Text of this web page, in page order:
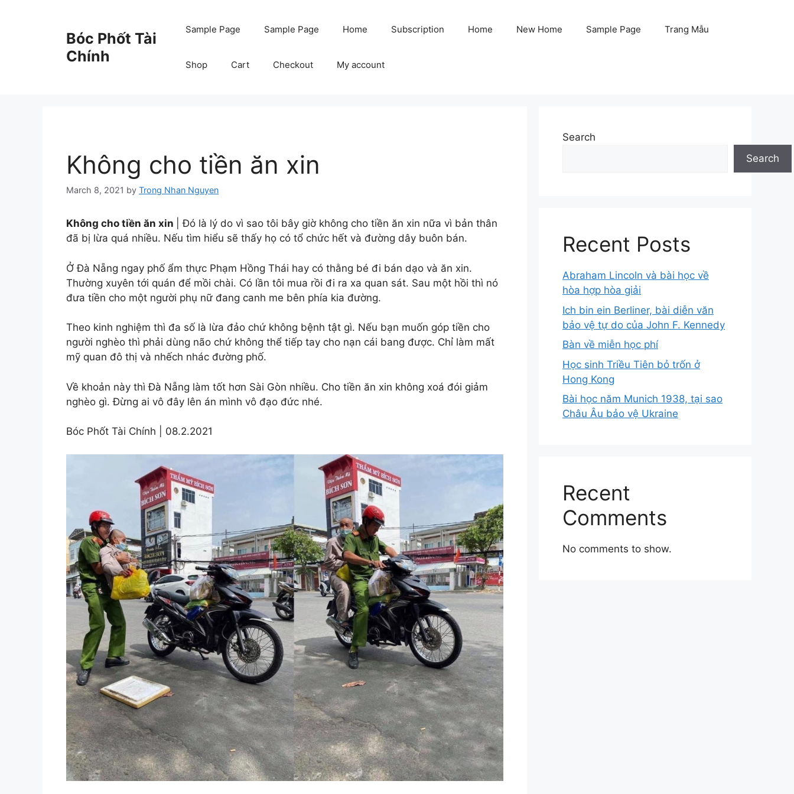
Bóc Phốt Tài
Chính
Sample Page Sample Page Home Subscription Home New Home Sample Page Trang Mẫu
Shop Cart Checkout My account
Không cho tiền ăn xin
March 8, 2021 by Trong Nhan Nguyen
Không cho tiền ăn xin
| Đó là lý do vì sao tôi bây giờ không cho tiền ăn xin nữa vì bản thân
đã bị lừa quá nhiều. Nếu tìm hiểu sẽ thấy họ có tổ chức hết và đường dây buôn bán.
Ở Đà Nẵng ngay phố ẩm thực Phạm Hồng Thái hay có thằng bé đi bán dạo và ăn xin.
Thường xuyên tới quán để mồi chài. Có lần tôi mua rồi đi ra xa quan sát. Sau một hồi thì nó
đưa tiền cho một người phụ nữ đang canh me bên phía kia đường.
Theo kinh nghiệm thì đa số là lừa đảo chứ không bệnh tật gì. Nếu bạn muốn góp tiền cho
người nghèo thì phải dùng não chứ không thể tiếp tay cho nạn cái bang được. Chỉ làm mất
mỹ quan đô thị và nhếch nhác đường phố.
Về khoản này thì Đà Nẵng làm tốt hơn Sài Gòn nhiều. Cho tiền ăn xin không xoá đói giảm
nghèo gì. Đừng ai vô đây lên án mình vô đạo đức nhé.
Bóc Phốt Tài Chính | 08.2.2021
Search
Search
Recent Posts
Abraham Lincoln và bài học về
hòa hợp hòa giải
Ich bin ein Berliner, bài diễn văn
bảo vệ tự do của John F. Kennedy
Bàn về miễn học phí
Học sinh Triều Tiên bỏ trốn ở
Hong Kong
Bài học năm Munich 1938, tại sao
Châu Âu bảo vệ Ukraine
Recent
Comments
No comments to show.